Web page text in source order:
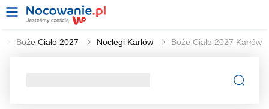
Boże Ciało 2027 Noclegi Karłów Boże Ciało 2027 Karłów